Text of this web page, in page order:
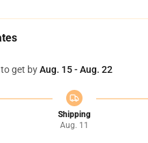
get byAug. 15 - Aug. 22
Shipping
Aug. 11